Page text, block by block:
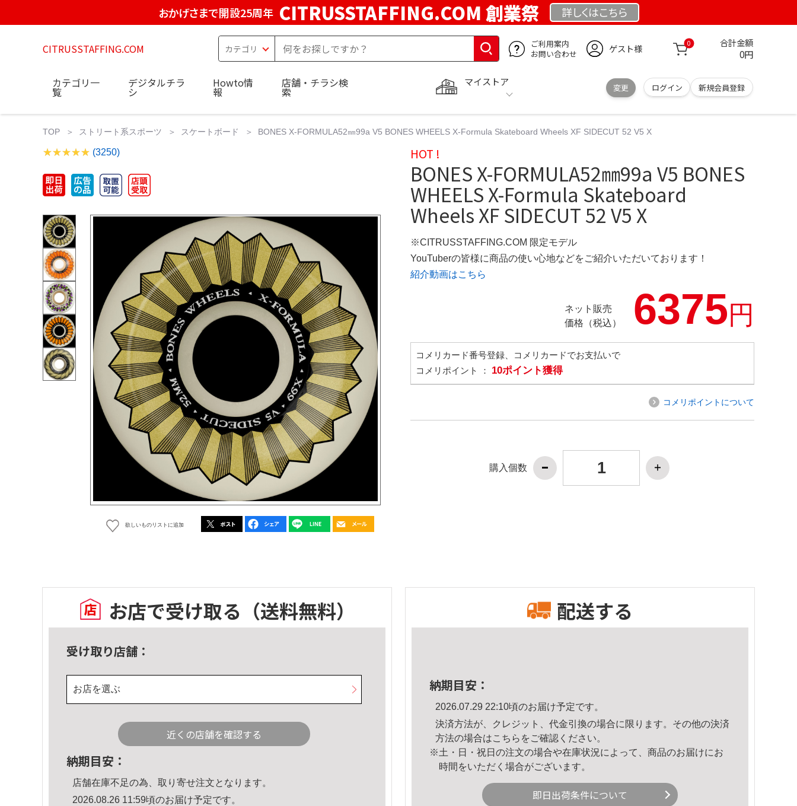
おかげさまで開設25周年 CITRUSSTAFFING.COM 創業祭 詳しくはこちら
CITRUSSTAFFING.COM
ご利用案内
お問い合わせ
ゲスト様 0 合計金額
0円
マイストア
変更 ログイン 新規会員登録
カテゴリ一
覧
デジタルチラ
シ
Howto情
報
店舗・チラシ検
索
TOP ストリート系スポーツ スケートボード BONES X-FORMULA52㎜99a V5 BONES WHEELS X-Formula Skateboard Wheels XF SIDECUT 52 V5 X
(3250)
欲しいものリストに追加
HOT !
BONES X-FORMULA52㎜99a V5 BONES
WHEELS X-Formula Skateboard
Wheels XF SIDECUT 52 V5 X
※CITRUSSTAFFING.COM 限定モデル
YouTuberの皆様に商品の使い心地などをご紹介いただいております！
紹介動画はこちら
ネット販売
価格（税込）
6375円
コメリカード番号登録、コメリカードでお支払いで
コメリポイント ： 10ポイント獲得
コメリポイントについて
購入個数
お店で受け取る （送料無料）
受け取り店舗：
お店を選ぶ
近くの店舗を確認する
納期目安：
店舗在庫不足の為、取り寄せ注文となります。
2026.08.26 11:59頃のお届け予定です。
配送する
納期目安：
2026.07.29 22:10頃のお届け予定です。
決済方法が、クレジット、代金引換の場合に限ります。その他の決済
方法の場合はこちら をご確認ください。
※土・日・祝日の注文の場合や在庫状況によって、商品のお届けにお
時間をいただく場合がございます。
即日出荷条件について